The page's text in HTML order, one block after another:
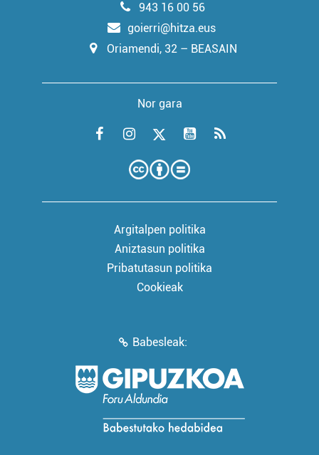
943 16 00 56
goierri@hitza.eus
Oriamendi, 32 – BEASAIN
Nor gara
Argitalpen politika
Aniztasun politika
Pribatutasun politika
Cookieak
Babesleak: